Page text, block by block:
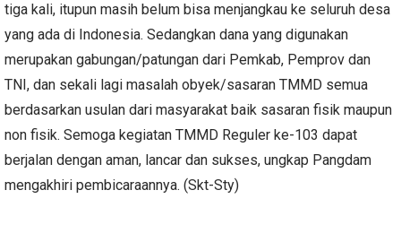
tiga kali, itupun masih belum bisa menjangkau ke seluruh desa
yang ada di Indonesia. Sedangkan dana yang digunakan
merupakan gabungan/patungan dari Pemkab, Pemprov dan
TNI, dan sekali lagi masalah obyek/sasaran TMMD semua
berdasarkan usulan dari masyarakat baik sasaran fisik maupun
non fisik. Semoga kegiatan TMMD Reguler ke-103 dapat
berjalan dengan aman, lancar dan sukses, ungkap Pangdam
mengakhiri pembicaraannya. (Skt-Sty)